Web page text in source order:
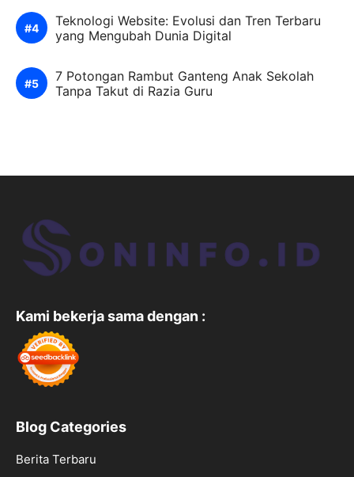
Teknologi Website: Evolusi dan Tren Terbaru
yang Mengubah Dunia Digital
7 Potongan Rambut Ganteng Anak Sekolah
Tanpa Takut di Razia Guru
Kami bekerja sama dengan :
Blog Categories
Berita Terbaru